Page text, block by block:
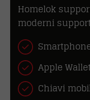
Homelok
moderni
Apple Wallet
Chiavi